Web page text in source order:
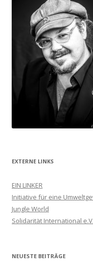
EXTERNE LINKS
EIN LINKER
Initiative für eine
Jungle World
Solidarität International e.V.
NEUESTE BEITRÄGE